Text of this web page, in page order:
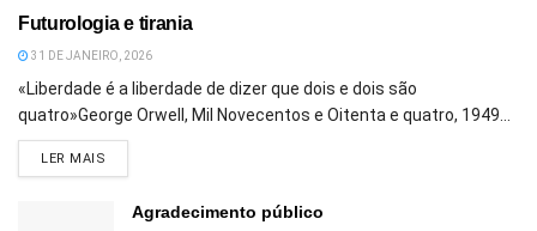
Futurologia e tirania
31 DE JANEIRO, 2026
«Liberdade é a liberdade de dizer que dois e dois são
quatro»George Orwell, Mil Novecentos e Oitenta e quatro, 1949...
LER MAIS
Agradecimento público